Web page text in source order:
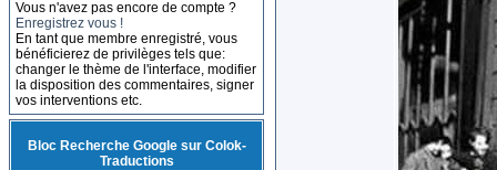
Vous n'avez pas encore de compte ?
Enregistrez vous !
En tant que membre enregistré, vous
bénéficierez de privilèges tels que:
changer le thème de l'interface, modifier
la disposition des commentaires, signer
vos interventions etc.
Bloc Recherche Google sur Colok-
Traductions